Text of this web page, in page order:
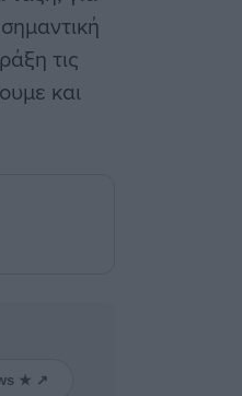
τις
και
★ ↗